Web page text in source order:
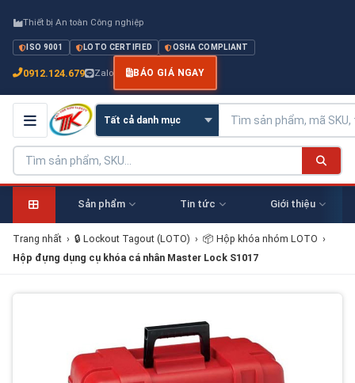
Thiết bị An toàn Công nghiệp
ISO 9001 LOTO CERTIFIED OSHA COMPLIANT
0912.124.679 Zalo BÁO GIÁ NGAY
Sản phẩm Tin tức Giới thiệu
Trang nhất › 🔒 Lockout Tagout (LOTO) › 📦 Hộp khóa nhóm LOTO ›
Hộp đựng dụng cụ khóa cá nhân Master Lock S1017